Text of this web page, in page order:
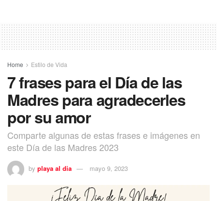
Home Estilo de Vida
7 frases para el Día de las
Madres para agradecerles
por su amor
Comparte algunas de estas frases e imágenes en
este Día de las Madres 2023
by playa al dia mayo 9, 2023